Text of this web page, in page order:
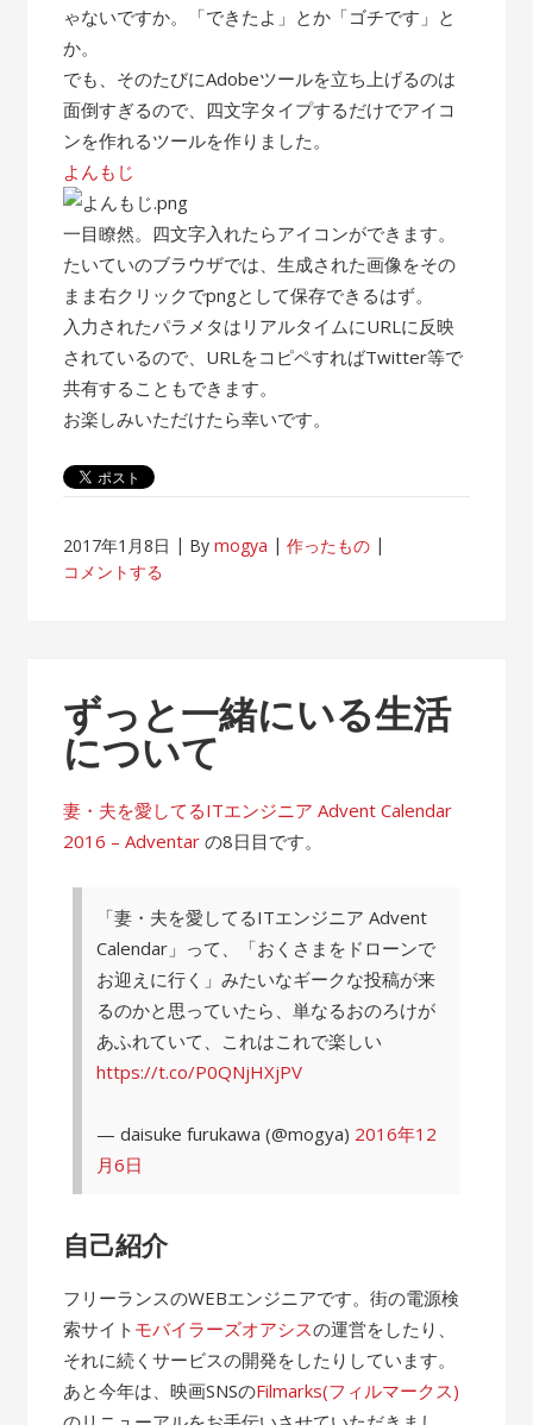
ゃないですか。「できたよ」とか「ゴチです」と
か。
でも、そのたびにAdobeツールを立ち上げるのは
面倒すぎるので、四文字タイプするだけでアイコ
ンを作れるツールを作りました。
よんもじ
一目瞭然。四文字入れたらアイコンができます。
たいていのブラウザでは、生成された画像をその
まま右クリックでpngとして保存できるはず。
入力されたパラメタはリアルタイムにURLに反映
されているので、URLをコピペすればTwitter等で
共有することもできます。
お楽しみいただけたら幸いです。
2017年1月8日 Bymogya
作ったもの
コメントする
ずっと一緒にいる生活
について
妻・夫を愛してるITエンジニア Advent Calendar
2016 – Adventar の8日目です。
「妻・夫を愛してるITエンジニア Advent
Calendar」って、「おくさまをドローンで
お迎えに行く」みたいなギークな投稿が来
るのかと思っていたら、単なるおのろけが
あふれていて、これはこれで楽しい
https://t.co/P0QNjHXjPV
— daisuke furukawa (@mogya) 2016年12
月6日
自己紹介
フリーランスのWEBエンジニアです。街の電源検
索サイト モバイラーズオアシスの運営をしたり、
それに続くサービスの開発をしたりしています。
あと今年は、映画SNSのFilmarks(フィルマークス)